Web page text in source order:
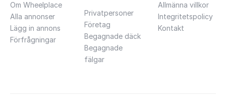
Om Wheelplace
Alla annonser
Lägg in annons
Förfrågningar
Privatpersoner
Företag
Begagnade däck
Begagnade
fälgar
Allmänna villkor
Integritetspolicy
Kontakt